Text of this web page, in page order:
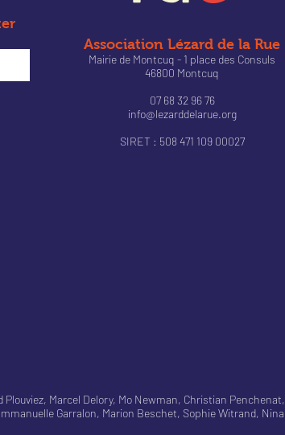
Association Lézard de la Rue
Mairie de Montcuq - 1 place des Consuls
46800 Montcuq
07 68 32 96 76
info@lezarddelarue.org
SIRET : 508 471 109 00027
Marcel Delory, Mo Newman, Christian Penchenat,
Garralon, Marion Beschet, Sophie Witrand, Nina